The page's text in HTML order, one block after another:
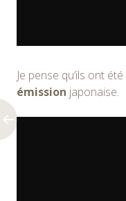
Je pense qu’ils ont été
émission japonaise.